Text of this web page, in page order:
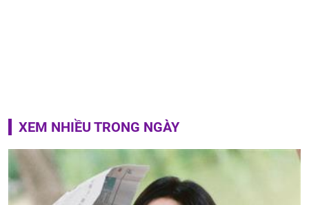
XEM NHIỀU TRONG NGÀY